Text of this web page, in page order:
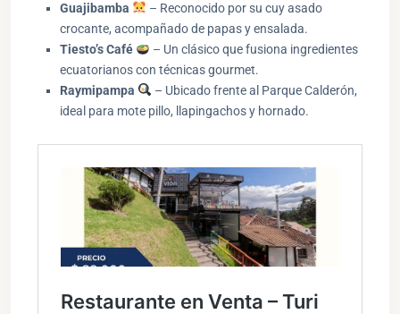
Guajibamba
– Reconocido por su cuy asado
crocante, acompañado de papas y ensalada.
Tiesto’s Café
– Un clásico que fusiona ingredientes
ecuatorianos con técnicas gourmet.
Raymipampa
– Ubicado frente al Parque Calderón,
ideal para mote pillo, llapingachos y hornado.